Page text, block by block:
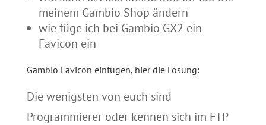
meinem Gambio Shop ändern
wie füge ich bei Gambio GX2 ein
Favicon ein
Gambio Favicon einfügen, hier die Lösung:
Die wenigsten von euch sind
Programmierer oder kennen sich im FTP